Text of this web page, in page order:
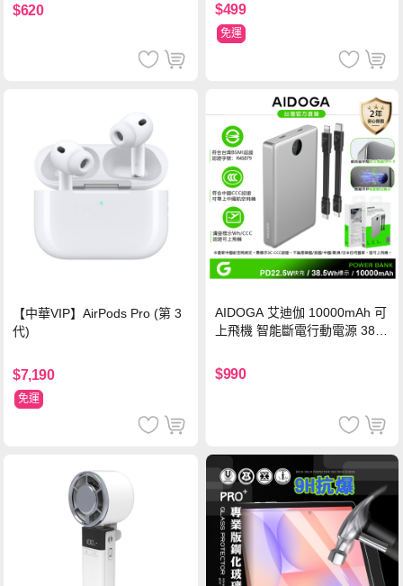
$620 $499
免運
【中華VIP】AirPods Pro (第 3
代)
$7,190
免運
AIDOGA 艾迪伽 10000mAh 可
上飛機 智能斷電行動電源 38.5
灣BSMI/中國CCC/歐美CE/FCC
認證
$990